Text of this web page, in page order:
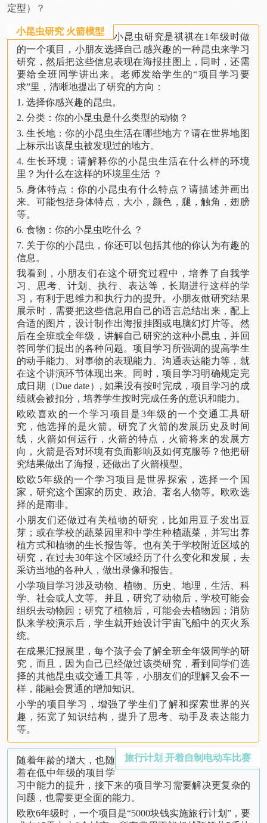
定型）？
小昆虫研究 火箭模型
小昆虫研究是祺祺在1年级时做
的一个项目，小朋友选择自己感兴趣的一种昆虫来学习
研究，然后把这些信息表现在海报挂图上，同时，还需
要给全班同学讲出来。老师发给学生的“项目学习要
求”里，清晰地提出了研究的方向：
1. 选择你感兴趣的昆虫。
2. 分类：你的小昆虫是什么类型的动物？
3. 生长地：你的小昆虫生活在哪些地方？请在世界地图
上标示出该昆虫被发现过的地方。
4. 生长环境：请解释你的小昆虫生活在什么样的环境
里？为什么在这样的环境里生活 ？
5. 身体特点：你的小昆虫有什么特点？请描述并画出
来。可能包括身体特点，大小，颜色，腿，触角，翅膀
等。
6. 食物：你的小昆虫吃什么 ？
7. 关于你的小昆虫，你还可以包括其他的你认为有趣的
信息。
我看到，小朋友们在这个研究过程中，培养了自我学
习、思考、计划、执行、表达等，长期进行这样的学
习，有利于思维力和执行力的提升。小朋友做研究结果
展示时，需要把这些信息用自己的语言总结出来，配上
合适的图片，设计制作出海报挂图或电脑幻灯片等。然
后在全班或全年级，讲解自己研究的这种小昆虫，并回
答同学们提出的各种问题。项目学习所强调的提高学生
的动手能力、对事物的表现能力、沟通表达能力等，就
在这个讲演环节体现出来。同时，项目学习明确规定完
成日期（Due date）, 如果没有按时完成，项目学习的成
绩就会被扣分，培养学生按时完成任务的意识和能力。
欧欧喜欢的一个学习项目是3年级的一个交通工具研
究，他选择的是火箭。研究了火箭的发展历史及时间
线，火箭如何运行，火箭的特点，火箭将来的发展方
向，火箭是否对环境有负面影响及如何克服等？他把研
究结果做出了海报，还做出了火箭模型。
欧欧5年级的一个学习项目是世界探索，选择一个国
家，研究这个国家的历史、政治、著名人物等。欧欧选
择的是南非。
小朋友们还做过有关植物的研究，比如用豆子发出豆
芽；或在学校的蔬菜园里和中学生种植蔬菜，并写出养
植方式和植物的生长报告等。也有关于学校附近区域的
研究，在过去30年这个区域经历了什么变化和发展，去
采访当地的各种人，做出录像和报告。
小学项目学习涉及动物、植物、历史、地理，生活、科
学、社会或人文等。并且，研究了动物后，学校可能会
组织去动物园；研究了植物后，可能会去植物园；消防
队来学校演示后，学生就开始设计宇宙飞船中的灭火系
统。
在成果汇报展里，每个孩子会了解全班全年级同学的研
究，而且，因为自己已经做过该类研究，看到同学们选
择的其他昆虫或交通工具等，小朋友们的理解又会不一
样，能融会贯通的增加知识。
小学的项目学习，增强了学生们了解和探索世界的兴
趣，拓宽了知识结构，提升了思考、动手及表达能力
等。
旅行计划 开着自制电动车比赛
随着年龄的增大，也随
着在低中年级的项目学
习中能力的提升，接下来的项目学习需要解决更复杂的
问题，也需要更全面的能力。
欧欧6年级时，一个项目是“5000块钱实施旅行计划”，要